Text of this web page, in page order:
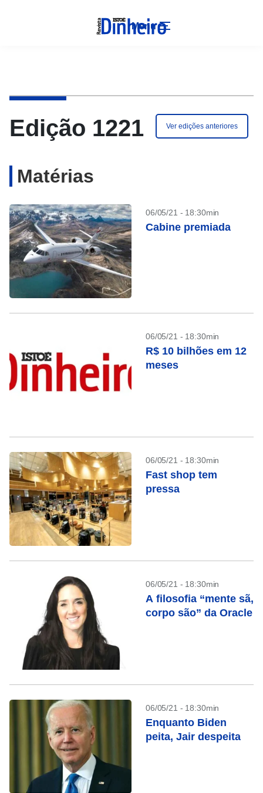
Menu
Edição 1221 Ver edições anteriores
Matérias
06/05/21 - 18:30min
Cabine premiada
06/05/21 - 18:30min
R$ 10 bilhões em 12
meses
06/05/21 - 18:30min
Fast shop tem
pressa
06/05/21 - 18:30min
A filosofia “mente sã,
corpo são” da Oracle
06/05/21 - 18:30min
Enquanto Biden
peita, Jair despeita